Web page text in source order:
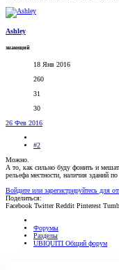
Ashley
знающий
18 Янв 2016
260
31
30
26 Фев 2016
#2
Можно.
А то, как сильно буду фонить и
рельефа местности, наличия зданий
Войдите или зарегистрируйтесь для
Поделиться:
Facebook Twitter Reddit Pinterest
Форумы
Разделы
UBIQUITI Общий форум